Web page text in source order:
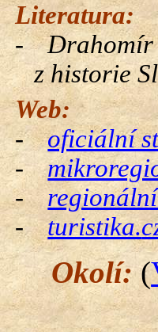
Literatura:
-
Drahomír
z historie
Web:
-
oficiální
-
-
-
turistika.
Okolí: (